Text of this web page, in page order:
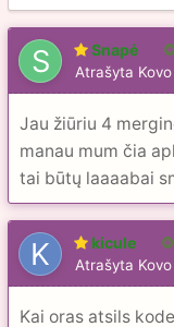
Snapė
Atrašyta
Jau žiūriu 4
manau mum čia
tai būtų laaaabai
kicule
Atrašyta
Kai oras atsils